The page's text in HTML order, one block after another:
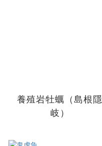
養殖岩牡蠣（島根隱
岐）